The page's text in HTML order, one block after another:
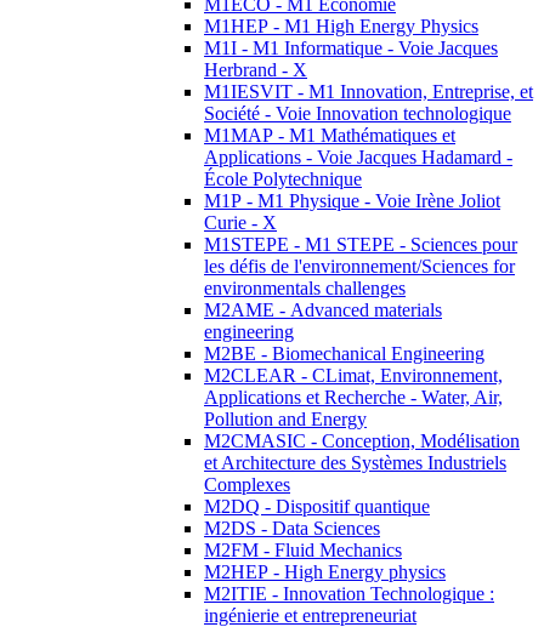
M1ECO - M1 Economie
M1HEP - M1 High Energy Physics
M1I - M1 Informatique - Voie Jacques
Herbrand - X
M1IESVIT - M1 Innovation, Entreprise, et
Société - Voie Innovation technologique
M1MAP - M1 Mathématiques et
Applications - Voie Jacques Hadamard -
École Polytechnique
M1P - M1 Physique - Voie Irène Joliot
Curie - X
M1STEPE - M1 STEPE - Sciences pour
les défis de l'environnement/Sciences for
environmentals challenges
M2AME - Advanced materials
engineering
M2BE - Biomechanical Engineering
M2CLEAR - CLimat, Environnement,
Applications et Recherche - Water, Air,
Pollution and Energy
M2CMASIC - Conception, Modélisation
et Architecture des Systèmes Industriels
Complexes
M2DQ - Dispositif quantique
M2DS - Data Sciences
M2FM - Fluid Mechanics
M2HEP - High Energy physics
M2ITIE - Innovation Technologique :
ingénierie et entrepreneuriat